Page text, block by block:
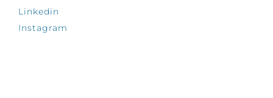
Linkedin
Instagram